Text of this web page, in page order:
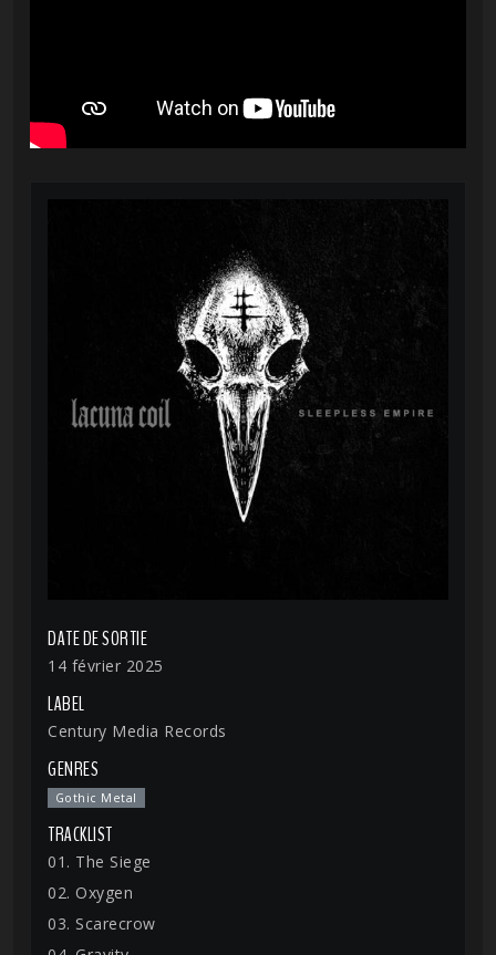
DATE DE SORTIE
14 février 2025
LABEL
Century Media Records
GENRES
Gothic Metal
TRACKLIST
01. The Siege
02. Oxygen
03. Scarecrow